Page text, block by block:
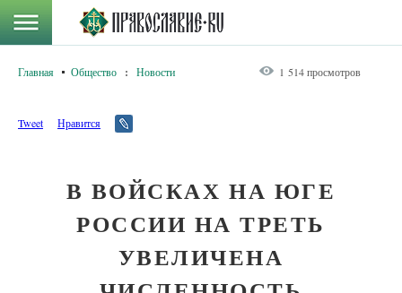
Главная Общество : Новости 1 514 просмотров
Tweet Нравится
В ВОЙСКАХ НА ЮГЕ
РОССИИ НА ТРЕТЬ
УВЕЛИЧЕНА